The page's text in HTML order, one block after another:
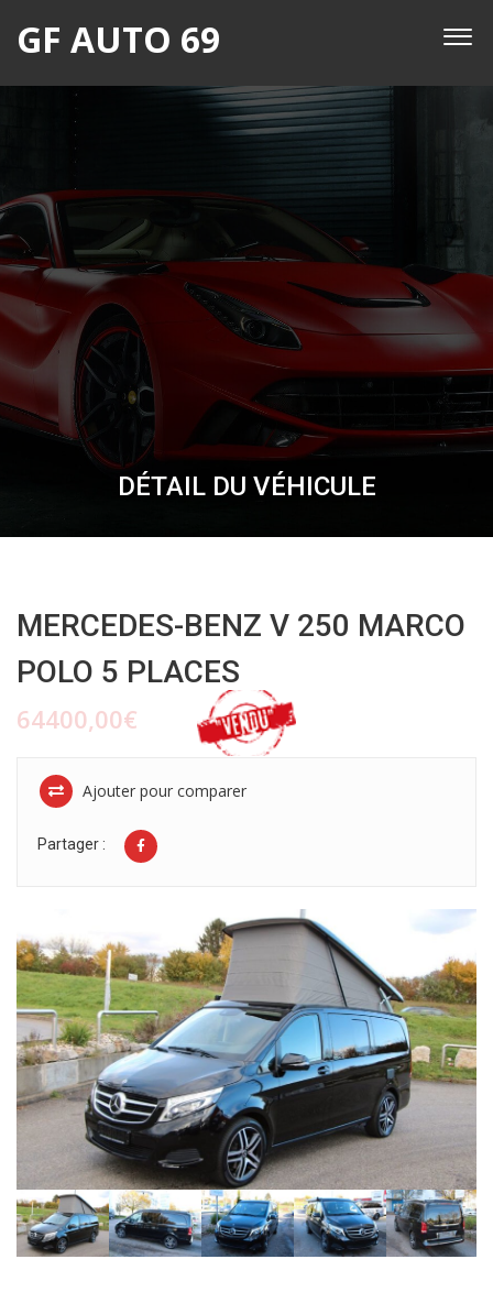
GF AUTO 69
DÉTAIL DU VÉHICULE
MERCEDES-BENZ V 250 MARCO
POLO 5 PLACES
64400,00€
Ajouter pour comparer
Partager :